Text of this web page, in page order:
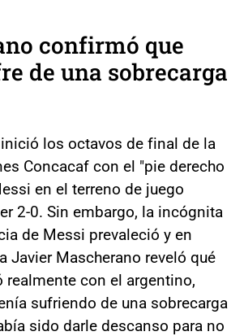
confirmó que
de una sobrecarga
los octavos de final de la
Concacaf con el "pie derecho
en el terreno de juego
2-0. Sin embargo, la incógnita
de Messi prevaleció y en
Javier Mascherano reveló qué
realmente con el argentino,
sufriendo de una sobrecarga
sido darle descanso para no